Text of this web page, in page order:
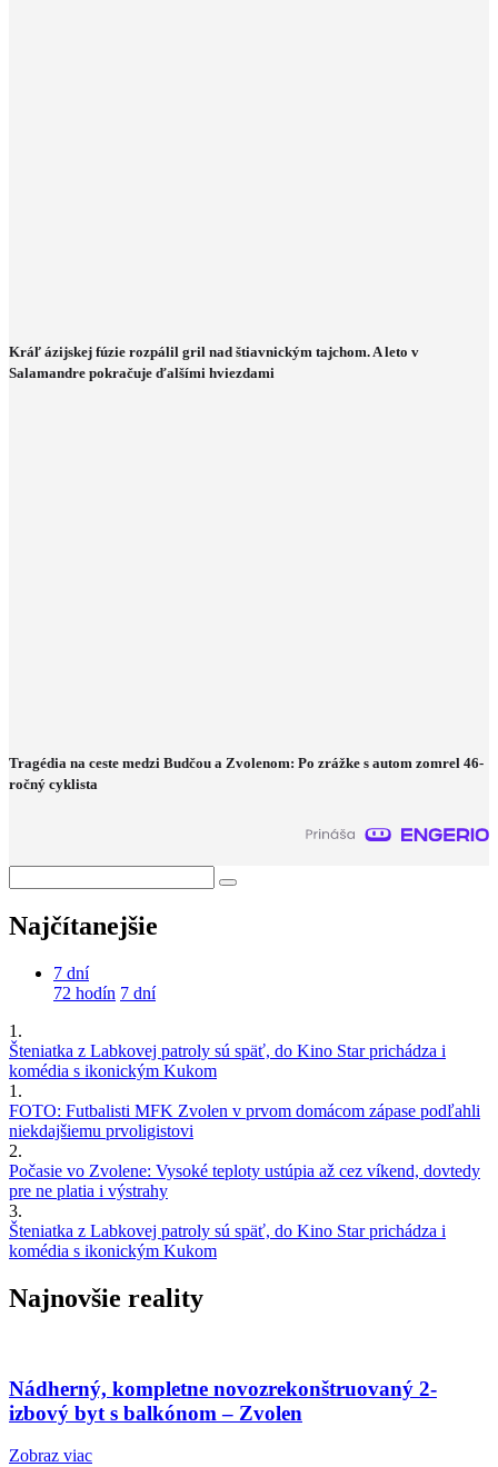
Kráľ ázijskej fúzie rozpálil gril nad štiavnickým tajchom. A leto v
Salamandre pokračuje ďalšími hviezdami
Tragédia na ceste medzi Budčou a Zvolenom: Po zrážke s autom zomrel 46-
ročný cyklista
Najčítanejšie
7 dní
72 hodín 7 dní
1.
Šteniatka z Labkovej patroly sú späť, do Kino Star prichádza i
komédia s ikonickým Kukom
1.
FOTO: Futbalisti MFK Zvolen v prvom domácom zápase podľahli
niekdajšiemu prvoligistovi
2.
Počasie vo Zvolene: Vysoké teploty ustúpia až cez víkend, dovtedy
pre ne platia i výstrahy
3.
Šteniatka z Labkovej patroly sú späť, do Kino Star prichádza i
komédia s ikonickým Kukom
Najnovšie reality
Nádherný, kompletne novozrekonštruovaný 2-
izbový byt s balkónom – Zvolen
Zobraz viac